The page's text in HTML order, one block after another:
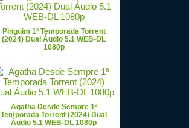
Pinguim 1ª Temporada Torrent
(2024) Dual Áudio 5.1 WEB-DL
1080p
Agatha Desde Sempre 1ª
Temporada Torrent (2024) Dual
Áudio 5.1 WEB-DL 1080p